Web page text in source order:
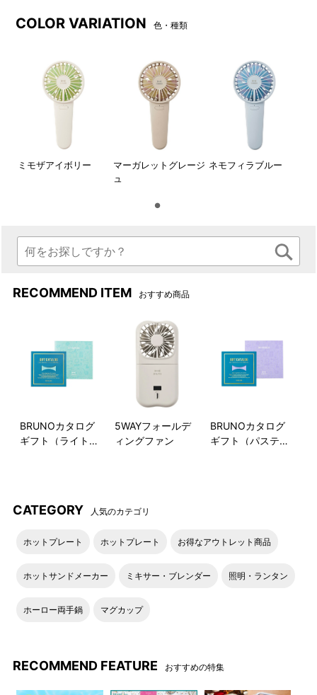
トにもおすすめです。
スタンドの向きによって、ファンの上下の角度を3パターン(16°,
0°, -16°) からお選びいただけます
上向き 16° 正面
COLOR VARIATION 色・種類
ミモザアイボリー
マーガレットグレージ
ュ
ネモフィラブルー
RECOMMEND ITEM おすすめ商品
BRUNOカタログ
ギフト（ライトブ
5WAYフォールデ
ィングファン
BRUNOカタログ
ギフト（パステル
CATEGORY 人気のカテゴリ
ホットプレート ホットプレート お得なアウトレット商品
ホットサンドメーカー ミキサー・ブレンダー 照明・ランタン
ホーロー両手鍋 マグカップ
RECOMMEND FEATURE おすすめの特集